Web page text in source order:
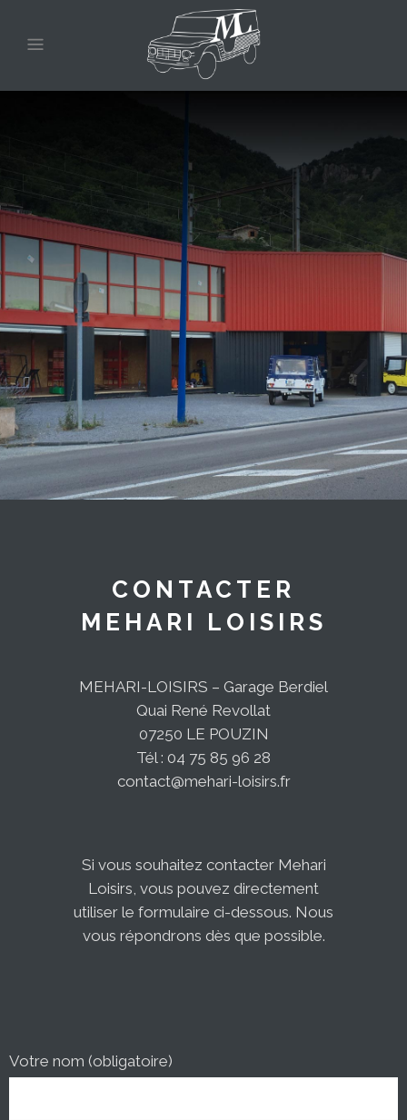
CONTACTER
MEHARI LOISIRS
MEHARI-LOISIRS – Garage Berdiel
Quai René Revollat
07250 LE POUZIN
Tél : 04 75 85 96 28
contact@mehari-loisirs.fr
Si vous souhaitez contacter Mehari
Loisirs, vous pouvez directement
utiliser le formulaire ci-dessous. Nous
vous répondrons dès que possible.
Votre nom (obligatoire)